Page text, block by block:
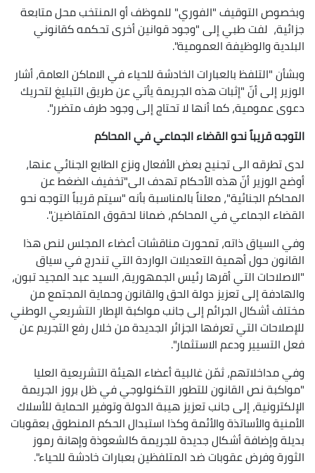
وبخصوص التوقيف "الفوري" للموظف أو المنتخب محل متابعة
جزائية، لفت طبي إلى "وجود قوانين أخرى تحكمه كقانوني
البلدية والوظيفة العمومية".
وبشأن "التلفظ بالعبارات الخادشة للحياء في الاماكن العامة، أشار
الوزير إلى أنّ "إثبات هذه الجريمة يأتي عن طريق التبليغ لتحريك
دعوى عمومية، كما أنها لا تحتاج إلى وجود طرف متضرر".
التوجه قريباً نحو القضاء الجماعي في المحاكم
لدى تطرقه الى تجنيح بعض الأفعال ونزع الطابع الجنائي عنها،
أوضح الوزير أنّ هذه الأحكام تهدف الى"تخفيف الضغط عن
المحاكم الجنائية"، معلناً بالمناسبة بأنه "سيتم قريباً التوجه نحو
القضاء الجماعي في المحاكم، ضمانا لحقوق المتقاضين".
وفي السياق ذاته، تمحورت مناقشات أعضاء المجلس لنص هذا
القانون حول أهمية التعديلات الواردة التي تندرج في سياق
"الاصلاحات التي أقرها رئيس الجمهورية، السيد عبد المجيد تبون،
والهادفة إلى تعزيز دولة الحق والقانون وحماية المجتمع من
مختلف أشكال الجرائم إلى جانب مواكبة الإطار التشريعي الوطني
للإصلاحات التي تعرفها الجزائر الجديدة من خلال رفع التجريم عن
فعل التسيير ودعم الاستثمار".
وفي مداخلاتهم، ثمّن غالبية أعضاء الهيئة التشريعية العليا
"مواكبة نص القانون للتطور التكنولوجي في ظل بروز الجريمة
الإلكترونية، إلى جانب تعزيز هيبة الدولة وتوفير الحماية للأسلاك
الأمنية والأساتذة والأئمة وكذا استبدال الحكم المنطوق بعقوبات
بديلة وإضافة أشكال جديدة للجريمة كالشعوذة وإهانة رموز
الثورة وفرض عقوبات ضد المتلفظين بعبارات خادشة للحياء".